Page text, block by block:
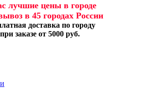
лучшие цены в городе
в 45 городах России
доставка по городу
при заказе от 5000 руб.